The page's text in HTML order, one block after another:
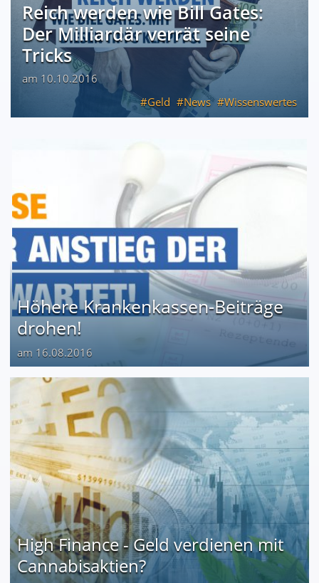
Reich werden wie Bill Gates:
Der Milliardär verrät seine
Tricks
am 10.10.2016
Geld
News Wissenswertes
Höhere Krankenkassen-Beiträge
drohen!
am 16.08.2016
High Finance - Geld verdienen mit
Cannabisaktien?